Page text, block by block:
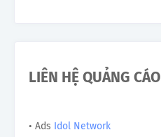
LIÊN HỆ QUẢNG CÁO
• Ads Idol Network